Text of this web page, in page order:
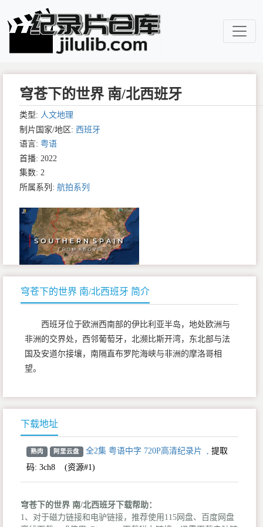
穹苍下的世界 南/北西班牙
类型: 人文地理
制片国家/地区: 西班牙
语言: 粤语
首播: 2022
集数: 2
所属系列: 航拍系列
穹苍下的世界 南/北西班牙 简介
西班牙位于欧洲西南部的伊比利亚半岛，地处欧洲与
非洲的交界处，西邻葡萄牙，北濒比斯开湾，东北部与法
国及安道尔接壤，南隔直布罗陀海峡与非洲的摩洛哥相
望。
下载地址
熟肉 阿里云盘 全2集 粤语中字 720P高清纪录片
提取
码: 3ch8 (资源#1)
穹苍下的世界 南/北西班牙下载帮助：
1、对于磁力链接和电驴链接，推荐使用115网盘、百度网盘